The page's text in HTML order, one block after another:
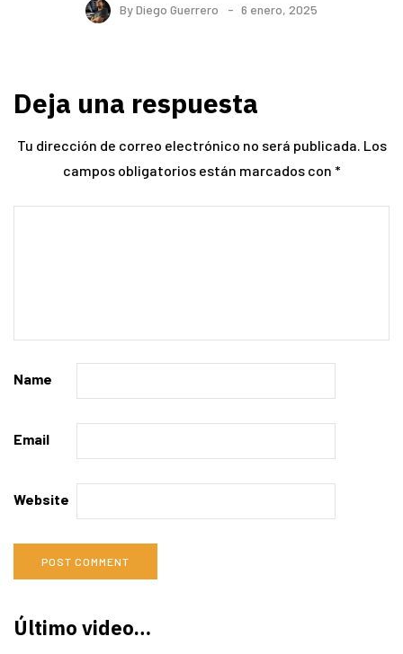
ByDiego Guerrero 6 enero, 2025
Deja una respuesta
Tu dirección de correo electrónico no será publicada. Los
campos obligatorios están marcados con *
Name
Email
Website
Último video…